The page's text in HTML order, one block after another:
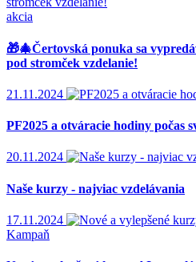
akcia
🎁🎄Čertovská ponuka sa
pod stromček vzdelanie!
21.11.2024
PF2025 a otváracie hodiny počas
20.11.2024
Naše kurzy - najviac vzdelávania
17.11.2024
Kampaň